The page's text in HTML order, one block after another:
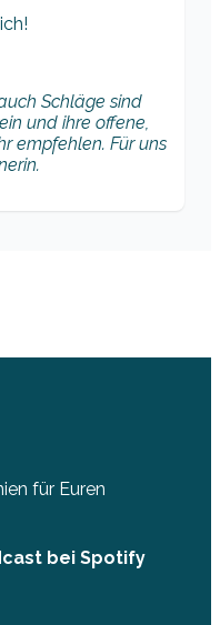
Schläge sind
und ihre offene,
empfehlen. Für uns
für Euren
bei Spotify